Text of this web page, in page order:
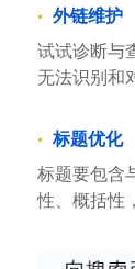
外链维护
试试诊断与
无法识别和
标题优化
标题要包含
性、概括性